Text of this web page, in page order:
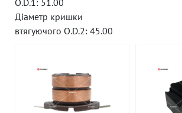
O.D.1: 51.00
Діаметр кришки
втягуючого O.D.2: 45.00